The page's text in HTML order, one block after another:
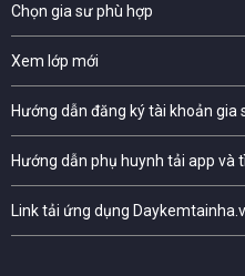
Chọn gia sư phù hợp
Xem lớp mới
Hướng dẫn đăng ký tài khoản gia
Hướng dẫn phụ huynh tải app và
Link tải ứng dụng